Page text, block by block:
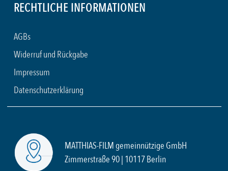
RECHTLICHE INFORMATIONEN
AGBs
Widerruf und Rückgabe
Impressum
Datenschutzerklärung
MATTHIAS-FILM gemeinnützige GmbH
Zimmerstraße 90 | 10117 Berlin